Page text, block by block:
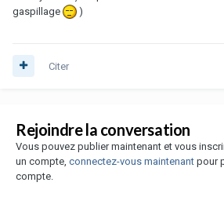
gaspillage
)
Citer
Rejoindre la conversation
Vous pouvez publier maintenant et vous
un compte, connectez-vous maintenant pour
compte.